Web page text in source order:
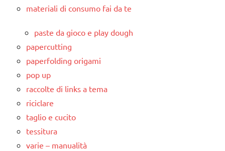
materiali di consumo fai da te
paste da gioco e play dough
papercutting
paperfolding origami
pop up
raccolte di links a tema
riciclare
taglio e cucito
tessitura
varie – manualità